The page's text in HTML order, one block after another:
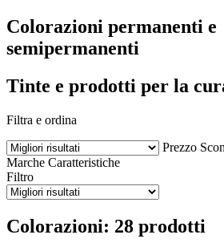
Colorazioni permanenti e
semipermanenti
Tinte e prodotti per la
Filtra e ordina
Prezzo
Marche Caratteristiche
Filtro
Colorazioni: 28 prodotti